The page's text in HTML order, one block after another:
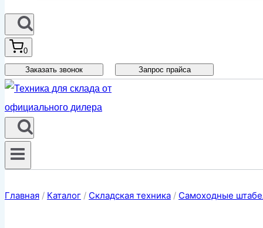
0
Заказать звонок Запрос прайса
Главная / Каталог / Складская техника / Самоходные